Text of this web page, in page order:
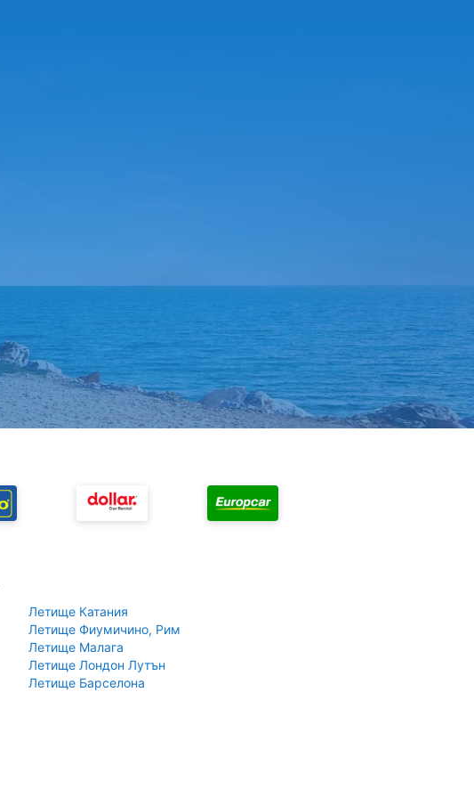
Летище Катания
Летище Фиумичино, Рим
Летище Малага
Летище Лондон Лутън
Летище Барселона